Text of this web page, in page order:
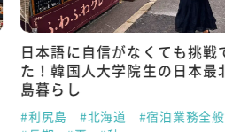
日本語に自信がなくても挑戦
た！韓国人大学院生の日本最
島暮らし
#利尻島 #北海道
#宿泊業務全般